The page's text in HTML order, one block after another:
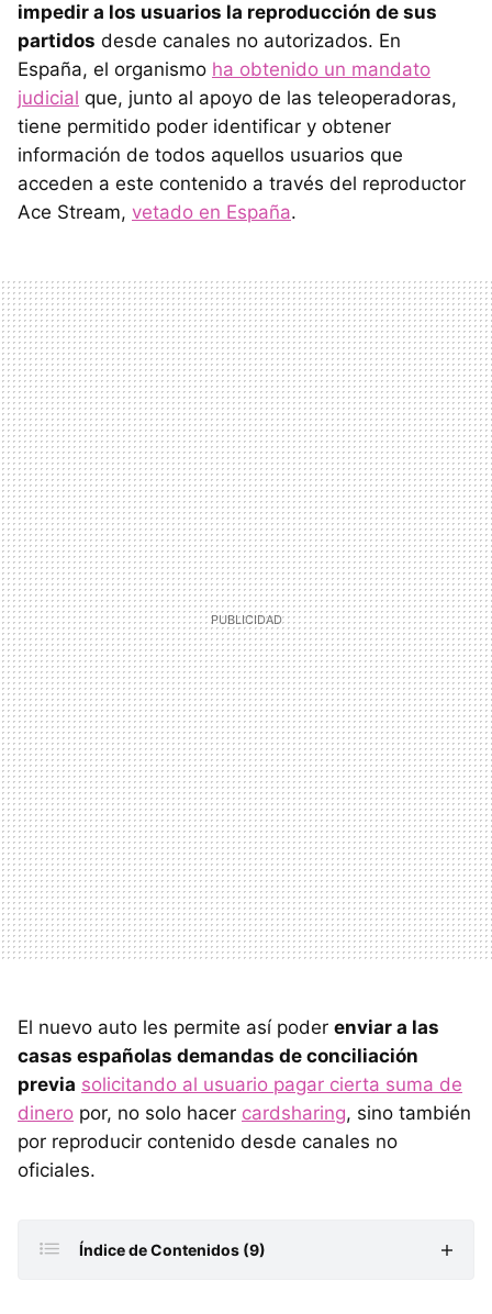
impedir a los usuarios la reproducción de sus
partidos desde canales no autorizados. En
España, el organismo ha obtenido un mandato
judicial que, junto al apoyo de las teleoperadoras,
tiene permitido poder identificar y obtener
información de todos aquellos usuarios que
acceden a este contenido a través del reproductor
Ace Stream, vetado en España.
El nuevo auto les permite así poder enviar a las
casas españolas demandas de conciliación
previa solicitando al usuario pagar cierta suma de
dinero por, no solo hacer cardsharing, sino también
por reproducir contenido desde canales no
oficiales.
Índice de Contenidos (9)